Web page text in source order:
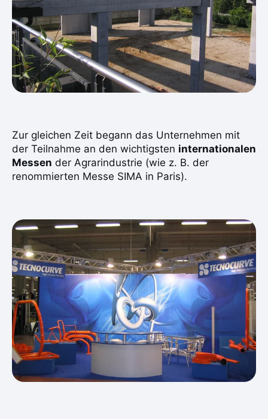
Zur gleichen Zeit begann das Unternehmen mit
der Teilnahme an den wichtigsten internationalen
Messen der Agrarindustrie (wie z. B. der
renommierten Messe SIMA in Paris).